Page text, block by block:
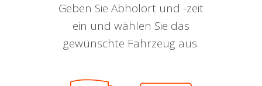
Geben Sie Abholort und -zeit
ein und wählen Sie das
gewünschte Fahrzeug aus.